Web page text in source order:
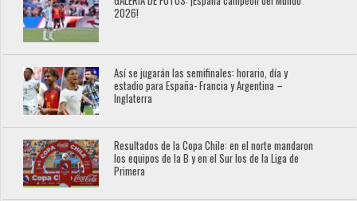
2026!
Así se jugarán las semifinales: horario, día y
estadio para España- Francia y Argentina –
Inglaterra
Resultados de la Copa Chile: en el norte mandaron
los equipos de la B y en el Sur los de la Liga de
Primera